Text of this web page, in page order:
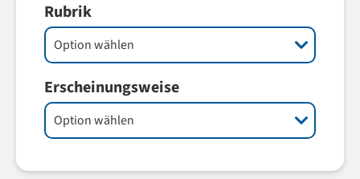
Rubrik
Erscheinungsweise